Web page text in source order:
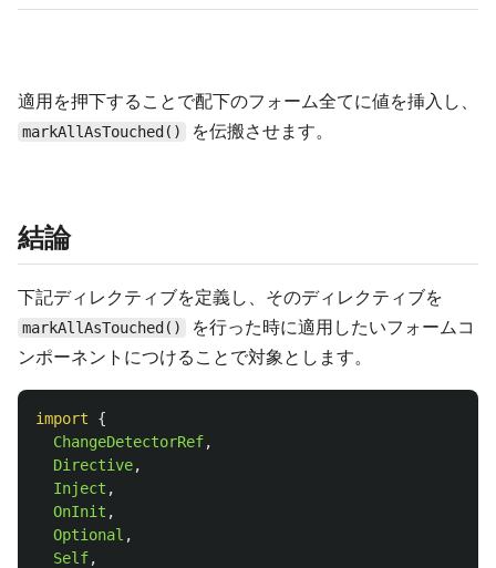
適用を押下することで配下のフォーム全てに値を挿入し、
markAllAsTouched() を伝搬させます。
結論
下記ディレクティブを定義し、そのディレクティブを
markAllAsTouched()
を行った時に適用したいフォームコ
ンポーネントにつけることで対象とします。
import
{
ChangeDetectorRef,
Directive,
Inject ,
OnInit ,
Optional ,
Self,